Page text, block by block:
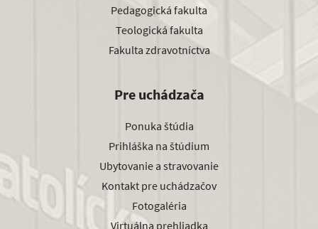
Pedagogická fakulta
Teologická fakulta
Fakulta zdravotníctva
Pre uchádzača
Ponuka štúdia
Prihláška na štúdium
Ubytovanie a stravovanie
Kontakt pre uchádzačov
Fotogaléria
Virtuálna prehliadka